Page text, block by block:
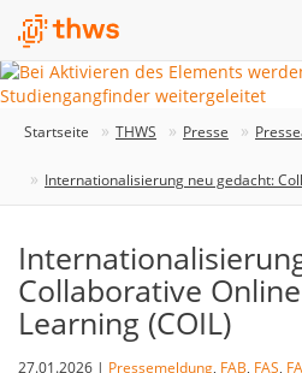
Startseite THWS Presse
Internationalisierung neu gedacht:
Collaborative
Learning (COIL)
27.01.2026 | Pressemeldung, FAB, FAS,